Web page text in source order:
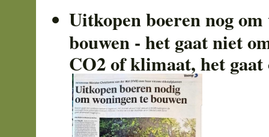
Uitkopen boeren nog
bouwen - het gaat niet
CO2 of klimaat, het